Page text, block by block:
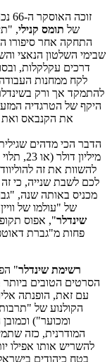
זוכה האוסקר ה-66 נכתב על ידי
של תומס קנילי
התחקה אחר סיפורו
שבימי השלטון הנאצי
דרכים עקלקלות,
לקח ממחנות
להתמקד אך ורק
היקף של הטרגדיה
את הקנבאס ואת
לכם לשבת שנייה, כי
של "עולמו של וויין 2" היה 40 מיליון דולר. אז הנה זה שוב: "
שינדלר", אפוס
פחות מ"גברת
רשימת שינדלר"
הסרטים הטובים
עם זאת, הופנתה
הקולנוע של
ומכוער")
המודרנית, כזה
להשריש אותו אפילו
בטח כיהודים